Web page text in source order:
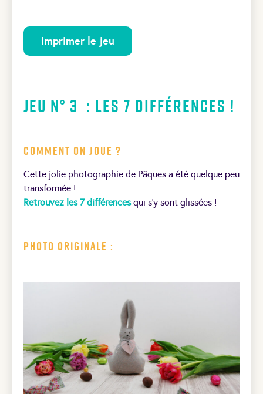
Imprimer le jeu
Jeu N° 3 : Les 7 différences !
Comment on joue ?
Cette jolie photographie de Pâques a été quelque peu
transformée !
Retrouvez les 7 différencesqui s’y sont glissées !
Photo originale :